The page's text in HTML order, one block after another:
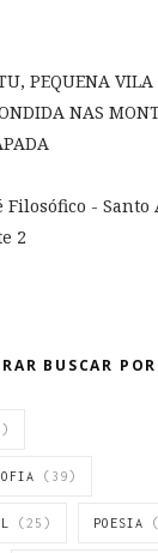
PEQUENA VILA
NAS
Filosófico -
2
BUSCAR POR
(39)
(25) POESIA